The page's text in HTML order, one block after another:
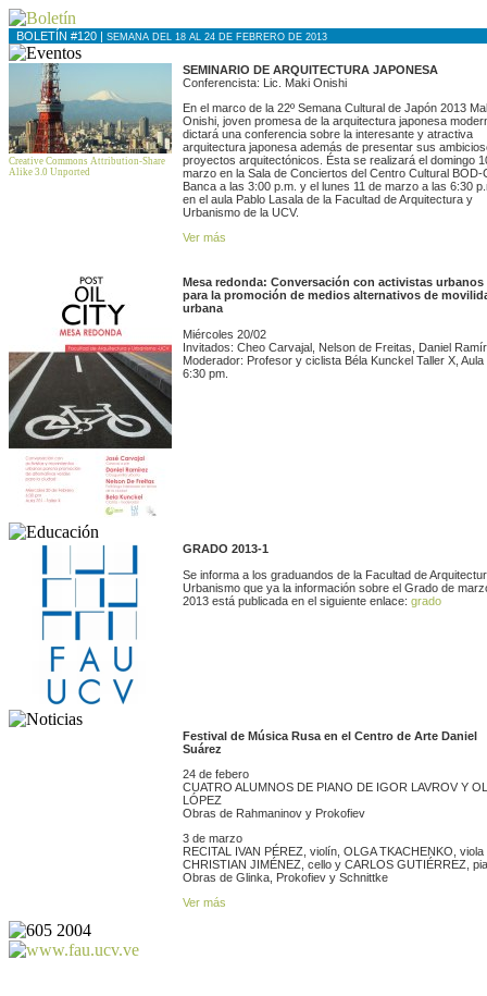
BOLETÍN #120 | SEMANA DEL 18 AL 24 DE FEBRERO DE 2013
Creative Commons Attribution-Share
Alike 3.0 Unported
SEMINARIO DE ARQUITECTURA JAPONESA
Conferencista: Lic. Maki Onishi
En el marco de la 22º Semana Cultural de Japón 2013
Onishi, joven promesa de la arquitectura japonesa
dictará una conferencia sobre la interesante y atractiva
arquitectura japonesa además de presentar sus
proyectos arquitectónicos. Ésta se realizará el domingo
marzo en la Sala de Conciertos del Centro Cultural BOD-
Banca a las 3:00 p.m. y el lunes 11 de marzo a las 6:30
en el aula Pablo Lasala de la Facultad de Arquitectura y
Urbanismo de la UCV.
Ver más
Mesa redonda: Conversación con activistas urbanos
para la promoción de medios alternativos de
urbana
Miércoles 20/02
Invitados: Cheo Carvajal, Nelson de Freitas, Daniel
Moderador: Profesor y ciclista Béla Kunckel Taller X, Aula
6:30 pm.
GRADO 2013-1
Se informa a los graduandos de la Facultad de
Urbanismo que ya la información sobre el Grado de
2013 está publicada en el siguiente enlace: grado
Festival de Música Rusa en el Centro de Arte Daniel
Suárez
24 de febero
CUATRO ALUMNOS DE PIANO DE IGOR LAVROV Y
LÓPEZ
Obras de Rahmaninov y Prokofiev
3 de marzo
RECITAL IVAN PÉREZ, violín, OLGA TKACHENKO, viola
CHRISTIAN JIMÉNEZ, cello y CARLOS GUTIÉRREZ,
Obras de Glinka, Prokofiev y Schnittke
Ver más